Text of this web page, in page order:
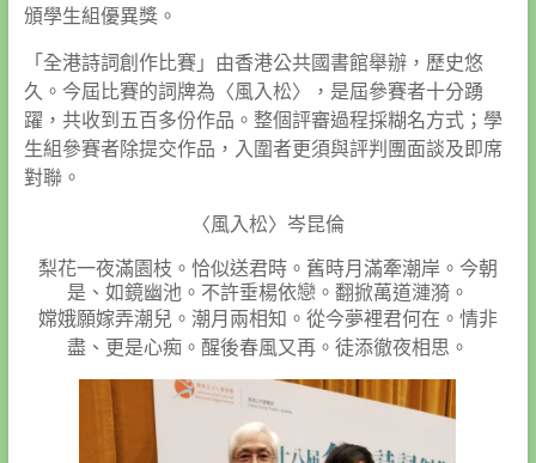
頒學生組優異獎。
「全港詩詞創作比賽」由香港公共國書館舉辦，歷史悠
久。今屆比賽的詞牌為〈風入松〉，是屆參賽者十分踴
躍，共收到五百多份作品。整個評審過程採糊名方式；學
生組參賽者除提交作品，入圍者更須與評判團面談及即席
對聯。
〈風入松〉岑昆倫
梨花一夜滿園枝。恰似送君時。舊時月滿牽潮岸。今朝
是、如鏡幽池。不許垂楊依戀。翻掀萬道漣漪。
嫦娥願嫁弄潮兒。潮月兩相知。從今夢裡君何在。情非
盡、更是心痴。醒後春風又再。徒添徹夜相思。